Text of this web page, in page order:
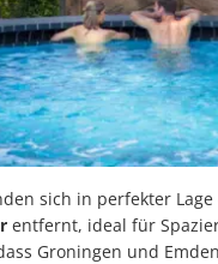
sich in perfekter
entfernt, ideal für
Groningen und